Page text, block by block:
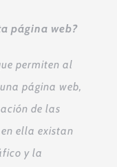
página web?
permiten al
página web,
de las
ella existan
y la